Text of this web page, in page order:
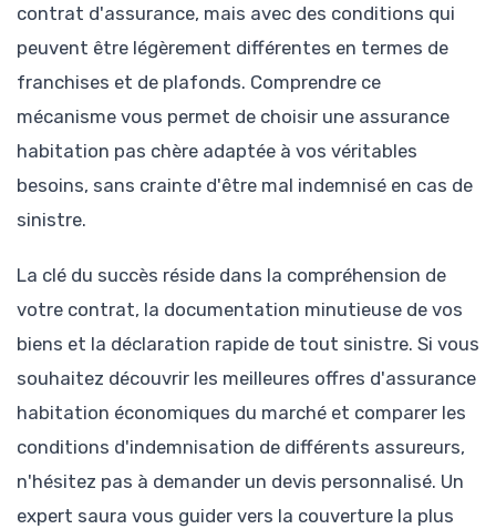
contrat d'assurance, mais avec des conditions qui
peuvent être légèrement différentes en termes de
franchises et de plafonds. Comprendre ce
mécanisme vous permet de choisir une assurance
habitation pas chère adaptée à vos véritables
besoins, sans crainte d'être mal indemnisé en cas de
sinistre.
La clé du succès réside dans la compréhension de
votre contrat, la documentation minutieuse de vos
biens et la déclaration rapide de tout sinistre. Si vous
souhaitez découvrir les meilleures offres d'assurance
habitation économiques du marché et comparer les
conditions d'indemnisation de différents assureurs,
n'hésitez pas à demander un devis personnalisé. Un
expert saura vous guider vers la couverture la plus